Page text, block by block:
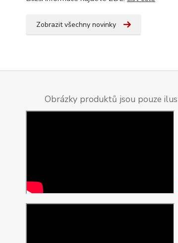
Zobrazit všechny novinky
Obrázky produktů jsou pouze